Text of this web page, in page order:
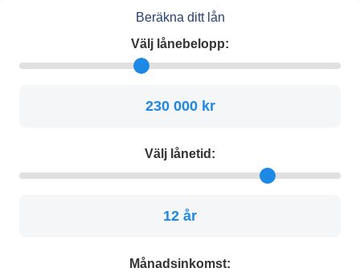
Beräkna ditt lån
Välj lånebelopp:
230 000 kr
Välj lånetid:
12 år
Månadsinkomst: